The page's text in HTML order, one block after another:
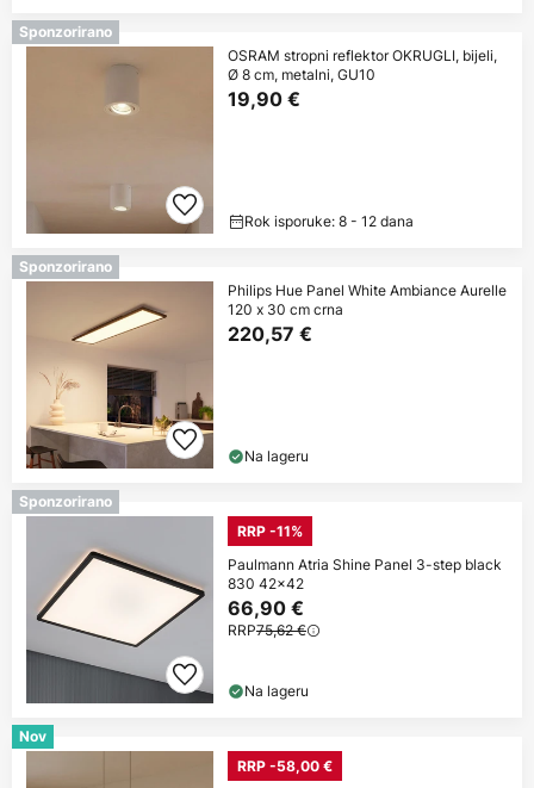
Sponzorirano
OSRAM stropni reflektor OKRUGLI, bijeli,
Ø 8 cm, metalni, GU10
19,90 €
Rok isporuke: 8 - 12 dana
Sponzorirano
Philips Hue Panel White Ambiance Aurelle
120 x 30 cm crna
220,57 €
Na lageru
Sponzorirano
RRP -11%
Paulmann Atria Shine Panel 3-step black
830 42x42
66,90 €
RRP75,62 €
Na lageru
Nov
RRP -58,00 €